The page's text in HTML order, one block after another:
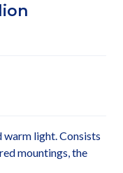
light. Consists
mountings, the